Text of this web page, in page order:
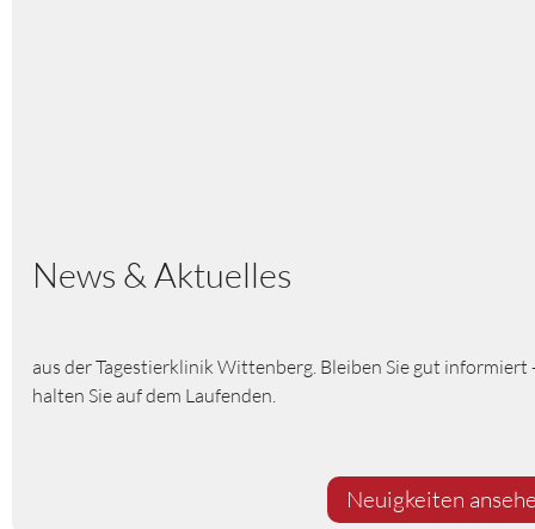
News & Aktuelles
aus der Tagestierklinik Wittenberg. Bleiben Sie gut informiert
halten Sie auf dem Laufenden.
Neuigkeiten